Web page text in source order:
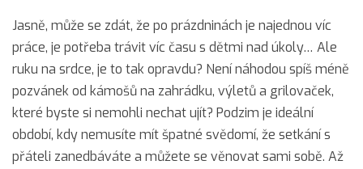
Jasně, může se zdát, že po prázdninách je najednou víc
práce, je potřeba trávit víc času s dětmi nad úkoly… Ale
ruku na srdce, je to tak opravdu? Není náhodou spíš méně
pozvánek od kámošů na zahrádku, výletů a grilovaček,
které byste si nemohli nechat ujít? Podzim je ideální
období, kdy nemusíte mít špatné svědomí, že setkání s
přáteli zanedbáváte a můžete se věnovat sami sobě. Až